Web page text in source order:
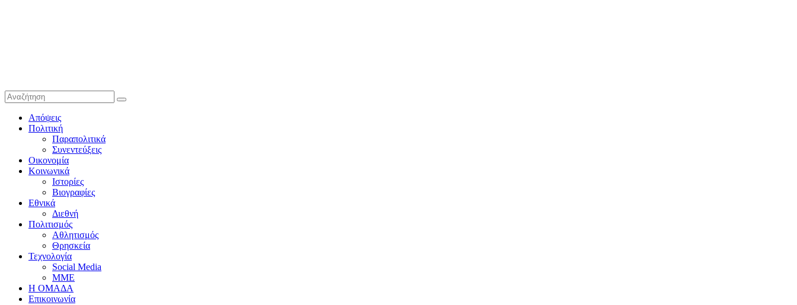
Απόψεις
Πολιτική
Παραπολιτικά
Συνεντεύξεις
Οικονομία
Κοινωνικά
Ιστορίες
Βιογραφίες
Εθνικά
Διεθνή
Πολιτισμός
Αθλητισμός
Θρησκεία
Τεχνολογία
Social Media
ΜΜΕ
Η ΟΜΑΔΑ
Επικοινωνία